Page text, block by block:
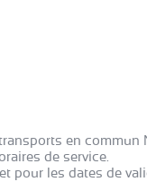
en commun
de service.
pour les dates de